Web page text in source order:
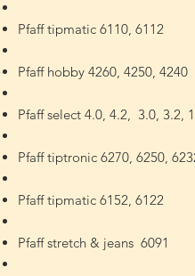
Pfaff tipmatic 6110, 6112
Pfaff hobby 4260, 4250, 4240
Pfaff select 4.0, 4.2, 3.0, 3.2,
Pfaff tiptronic 6270, 6250,
Pfaff tipmatic 6152, 6122
Pfaff stretch & jeans 6091